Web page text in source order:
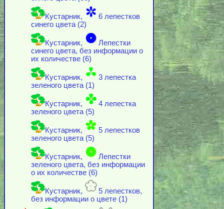
Кустарник,
6 лепестков
синего цвета (2)
Кустарник,
Лепестки
синего цвета, без информации о
их количестве (6)
Кустарник,
3 лепестка
зеленого цвета (1)
Кустарник,
4 лепестка
зеленого цвета (5)
Кустарник,
5 лепестков
зеленого цвета (5)
Кустарник,
Лепестки
зеленого цвета, без информации
о их количестве (6)
Кустарник,
5 лепестков,
без информации о цвете (1)